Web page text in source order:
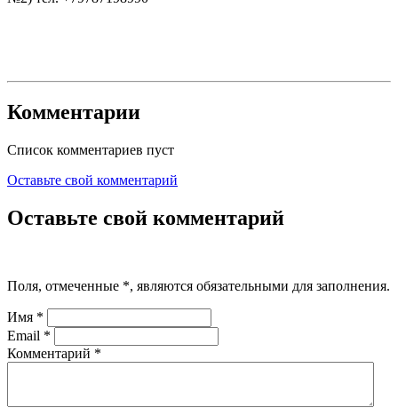
Комментарии
Список комментариев пуст
Оставьте свой комментарий
Оставьте свой комментарий
Поля, отмеченные *, являются обязательными для заполнения.
Имя *
Email *
Комментарий *